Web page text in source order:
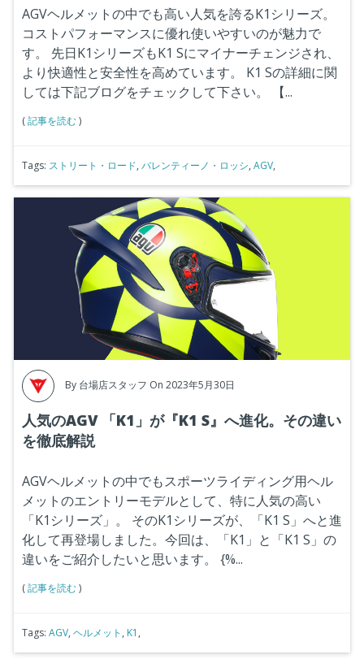
AGVヘルメットの中でも高い人気を誇るK1シリーズ。
コストパフォーマンスに優れ使いやすいのが魅力で
す。
先日K1シリーズもK1 Sにマイナーチェンジされ、
より快適性と安全性を高めています。
K1 Sの詳細に関
しては下記ブログをチェックして下さい。
【...
(記事を読む)
Tags: ストリート・ロード, バレンティーノ・ロッシ, AGV,
By 台場店スタッフ On 2023年5月30日
人気のAGV 「K1」が『K1 S』へ進化。その違い
を徹底解説
AGVヘルメットの中でもスポーツライディング用ヘル
メットのエントリーモデルとして、特に人気の高い
「K1 シリーズ」。 そのK1 シリーズが、「K1 S 」へと進
化して再登場しました。今回は、「K1 」と「K1 S 」の
違いをご紹介したいと思います。
{%...
(記事を読む)
Tags: AGV, ヘルメット , K1 ,